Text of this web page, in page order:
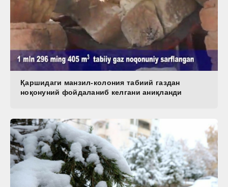
Қаршидаги манзил-колония табиий газдан
ноқонуний фойдаланиб келгани аниқланди